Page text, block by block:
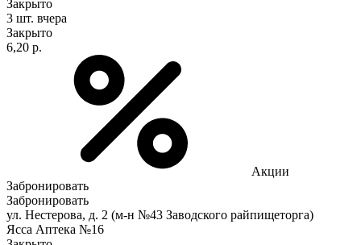
Закрыто
3 шт. вчера
Закрыто
6,20 р.
Акции
Забронировать
Забронировать
ул. Нестерова, д. 2 (м-н №43 Заводского райпищеторга)
Ясса Аптека №16